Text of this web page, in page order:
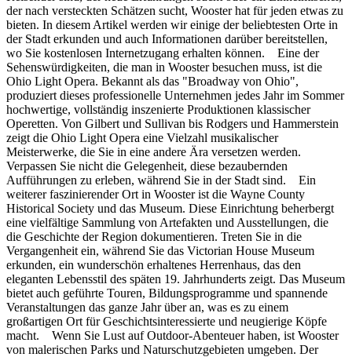
der nach versteckten Schätzen sucht, Wooster hat für jeden etwas zu
bieten. In diesem Artikel werden wir einige der beliebtesten Orte in
der Stadt erkunden und auch Informationen darüber bereitstellen,
wo Sie kostenlosen Internetzugang erhalten können. Eine der
Sehenswürdigkeiten, die man in Wooster besuchen muss, ist die
Ohio Light Opera. Bekannt als das "Broadway von Ohio",
produziert dieses professionelle Unternehmen jedes Jahr im Sommer
hochwertige, vollständig inszenierte Produktionen klassischer
Operetten. Von Gilbert und Sullivan bis Rodgers und Hammerstein
zeigt die Ohio Light Opera eine Vielzahl musikalischer
Meisterwerke, die Sie in eine andere Ära versetzen werden.
Verpassen Sie nicht die Gelegenheit, diese bezaubernden
Aufführungen zu erleben, während Sie in der Stadt sind. Ein
weiterer faszinierender Ort in Wooster ist die Wayne County
Historical Society und das Museum. Diese Einrichtung beherbergt
eine vielfältige Sammlung von Artefakten und Ausstellungen, die
die Geschichte der Region dokumentieren. Treten Sie in die
Vergangenheit ein, während Sie das Victorian House Museum
erkunden, ein wunderschön erhaltenes Herrenhaus, das den
eleganten Lebensstil des späten 19. Jahrhunderts zeigt. Das Museum
bietet auch geführte Touren, Bildungsprogramme und spannende
Veranstaltungen das ganze Jahr über an, was es zu einem
großartigen Ort für Geschichtsinteressierte und neugierige Köpfe
macht. Wenn Sie Lust auf Outdoor-Abenteuer haben, ist Wooster
von malerischen Parks und Naturschutzgebieten umgeben. Der